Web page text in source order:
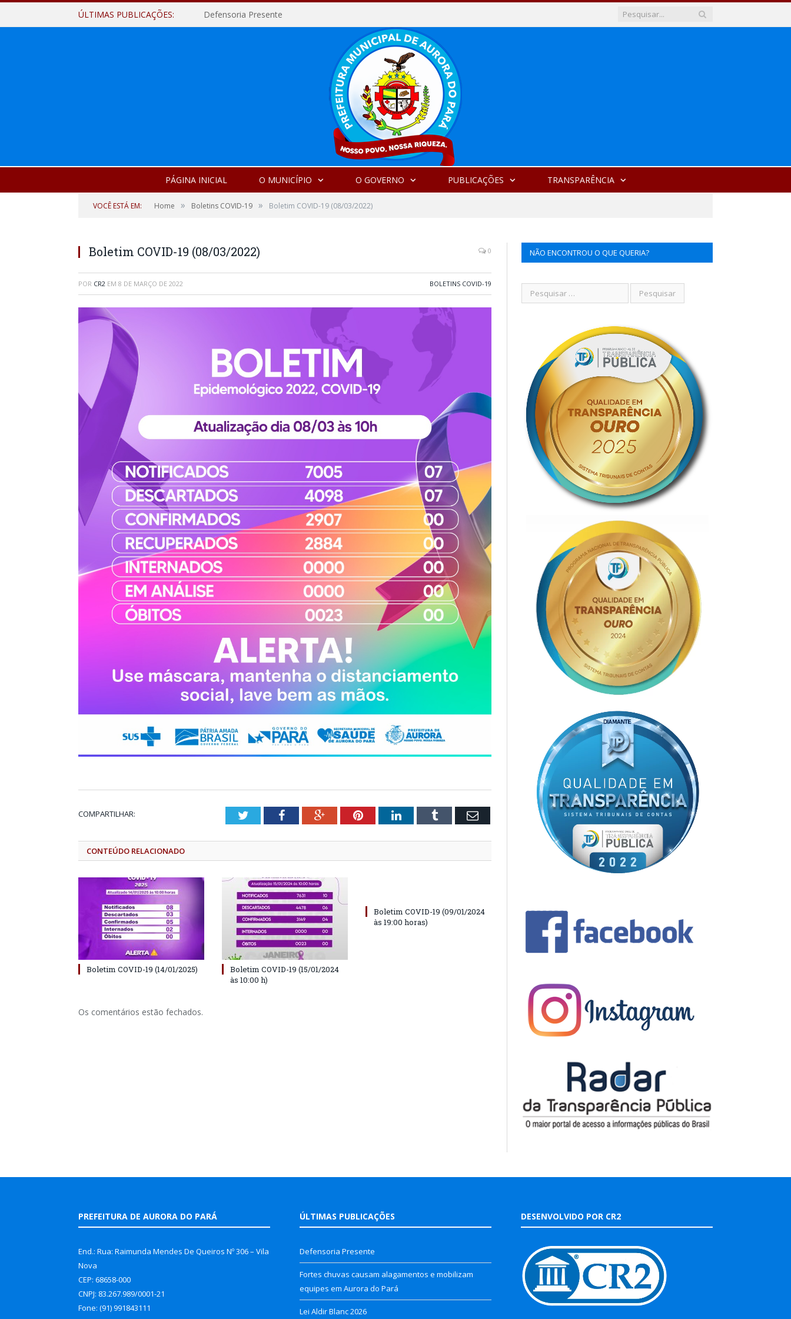
ÚLTIMAS PUBLICAÇÕES: Defensoria Presente
PÁGINA INICIAL O MUNICÍPIO O GOVERNO PUBLICAÇÕES TRANSPARÊNCIA
VOCÊ ESTÁ EM: Home » Boletins COVID-19 » Boletim COVID-19 (08/03/2022)
Boletim COVID-19 (08/03/2022) 0
POR CR2 EM 8 DE MARÇO DE 2022 BOLETINS COVID-19
COMPARTILHAR: TwitterFacebookGoogle+PinterestLinkedInTumblr Email
CONTEÚDO RELACIONADO
Boletim COVID-19 (14/01/2025)
Boletim COVID-19 (15/01/2024
às 10:00 h)
Boletim COVID-19 (09/01/2024
às 19:00 horas)
Os comentários estão fechados.
NÃO ENCONTROU O QUE QUERIA?
PREFEITURA DE AURORA DO PARÁ
End.: Rua: Raimunda Mendes De Queiros Nº 306 – Vila
Nova
CEP: 68658-000
CNPJ: 83.267.989/0001-21
Fone: (91) 991843111
ÚLTIMAS PUBLICAÇÕES
Defensoria Presente
Fortes chuvas causam alagamentos e mobilizam
equipes em Aurora do Pará
Lei Aldir Blanc 2026
DESENVOLVIDO POR CR2